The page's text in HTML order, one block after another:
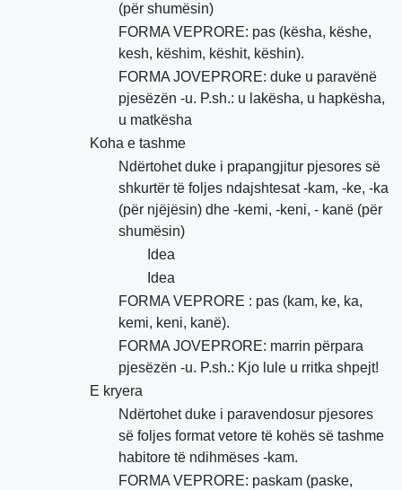
(për shumësin)
FORMA VEPRORE: pas (kësha, këshe,
kesh, këshim, këshit, këshin).
FORMA JOVEPRORE: duke u paravënë
pjesëzën -u. P.sh.: u lakësha, u hapkësha,
u matkësha
Koha e tashme
Ndërtohet duke i prapangjitur pjesores së
shkurtër të foljes ndajshtesat -kam, -ke, -ka
(për njëjësin) dhe -kemi, -keni, - kanë (për
shumësin)
Idea
Idea
FORMA VEPRORE : pas (kam, ke, ka,
kemi, keni, kanë).
FORMA JOVEPRORE: marrin përpara
pjesëzën -u. P.sh.: Kjo lule u rritka shpejt!
E kryera
Ndërtohet duke i paravendosur pjesores
së foljes format vetore të kohës së tashme
habitore të ndihmëses -kam.
FORMA VEPRORE: paskam (paske,